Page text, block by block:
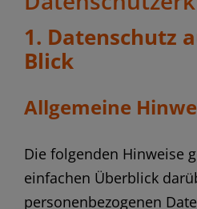
Ihre Vorteile
Bewertungen
07251 3679-454
1. Datenschutz
Blick
Allgemeine
Die folgenden Hinweise
einfachen Überblick
personenbezogenen